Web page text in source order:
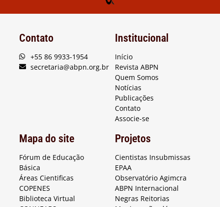
Contato
+55 86 9933-1954
secretaria@abpn.org.br
Institucional
Início
Revista ABPN
Quem Somos
Notícias
Publicações
Contato
Associe-se
Mapa do site
Fórum de Educação
Básica
Áreas Cientificas
COPENES
Biblioteca Virtual
Projetos
Cientistas Insubmissas
EPAA
Observatório Agimcra
ABPN Internacional
Negras Reitorias